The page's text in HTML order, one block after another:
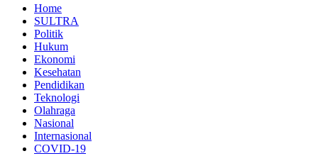
Home
SULTRA
Politik
Hukum
Ekonomi
Kesehatan
Pendidikan
Teknologi
Olahraga
Nasional
Internasional
COVID-19